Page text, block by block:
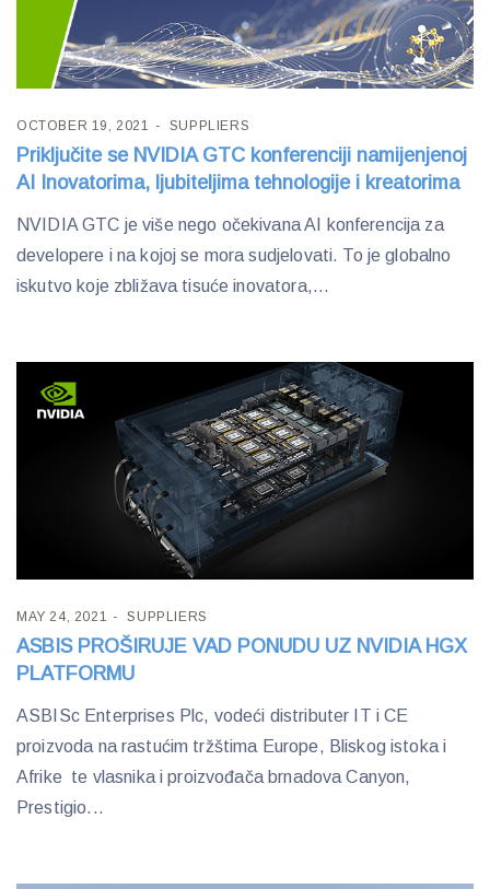
OCTOBER 19, 2021 SUPPLIERS
Priključite se NVIDIA GTC konferenciji namijenjenoj
AI Inovatorima, ljubiteljima tehnologije i kreatorima
NVIDIA GTC je više nego očekivana AI konferencija za
developere i na kojoj se mora sudjelovati. To je globalno
iskutvo koje zbližava tisuće inovatora,...
MAY 24, 2021 SUPPLIERS
ASBIS PROŠIRUJE VAD PONUDU UZ NVIDIA HGX
PLATFORMU
ASBISc Enterprises Plc, vodeći distributer IT i CE
proizvoda na rastućim tržštima Europe, Bliskog istoka i
Afrike te vlasnika i proizvođača brnadova Canyon,
Prestigio...